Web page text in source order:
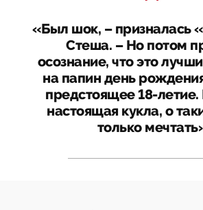
«Был шок, – призналась
Стеша. – Но потом
осознание, что это
на папин день
предстоящее 18-
настоящая кукла, о
только